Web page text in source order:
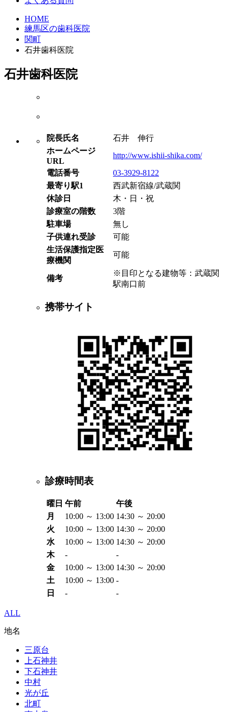
HOME
練馬区の歯科医院
関町
石井歯科医院
石井歯科医院
院長氏名
石井 伸行
ホームページ
URL
http://www.ishii-shika.com/
電話番号
03-3929-8122
最寄り駅1
西武新宿線/武蔵関
休診日
木・日・祝
診療室の階数
3階
駐車場
無し
子供連れ受診
可能
生活保護指定医
療機関
可能
備考
※目印となる建物等：武蔵関
駅南口前
携帯サイト
診療時間表
曜日 午前
午後
月
10:00 ～ 13:00 14:30 ～ 20:00
火
10:00 ～ 13:00 14:30 ～ 20:00
水
10:00 ～ 13:00 14:30 ～ 20:00
木
-
-
金
10:00 ～ 13:00 14:30 ～ 20:00
土
10:00 ～ 13:00 -
日
- -
ALL
地名
三原台
上石神井
下石神井
中村
光が丘
北町